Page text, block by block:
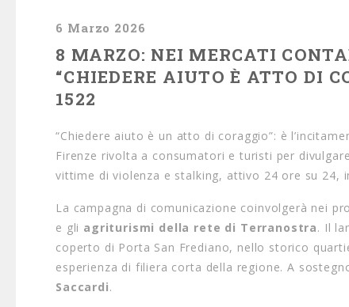
6 Marzo 2026
8 MARZO: NEI MERCATI
“CHIEDERE AIUTO È ATTO DI
1522
“Chiedere aiuto è un atto di coraggio”: è
Firenze rivolta a consumatori e turisti per
vittime di violenza e stalking, attivo 24 ore su 24,
La campagna di comunicazione coinvolgerà nei
e gli agriturismi della rete di Terranostra. Il
coperto di Porta San Frediano, nello storico
esperienza di filiera corta della regione. A
Saccardi.